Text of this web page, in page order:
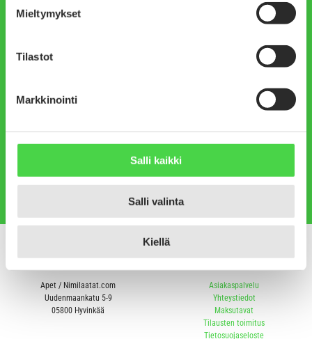
Mieltymykset
Tilastot
Markkinointi
Salli kaikki
Salli valinta
Kiellä
verkkokaupallemme on
myönnetty avainlippumerkki
Hyvinkää,1709569-1
Meille tärkeät asiat
Apet / Nimilaatat.com
Uudenmaankatu 5-9
05800 Hyvinkää
Asiakaspalvelu
Yhteystiedot
Maksutavat
Tilausten toimitus
Tietosuojaseloste